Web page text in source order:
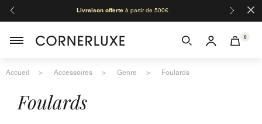
Livraison offerteà partir de 500€ ×
0
Accueil Accessoires Genre Foulards
foulards